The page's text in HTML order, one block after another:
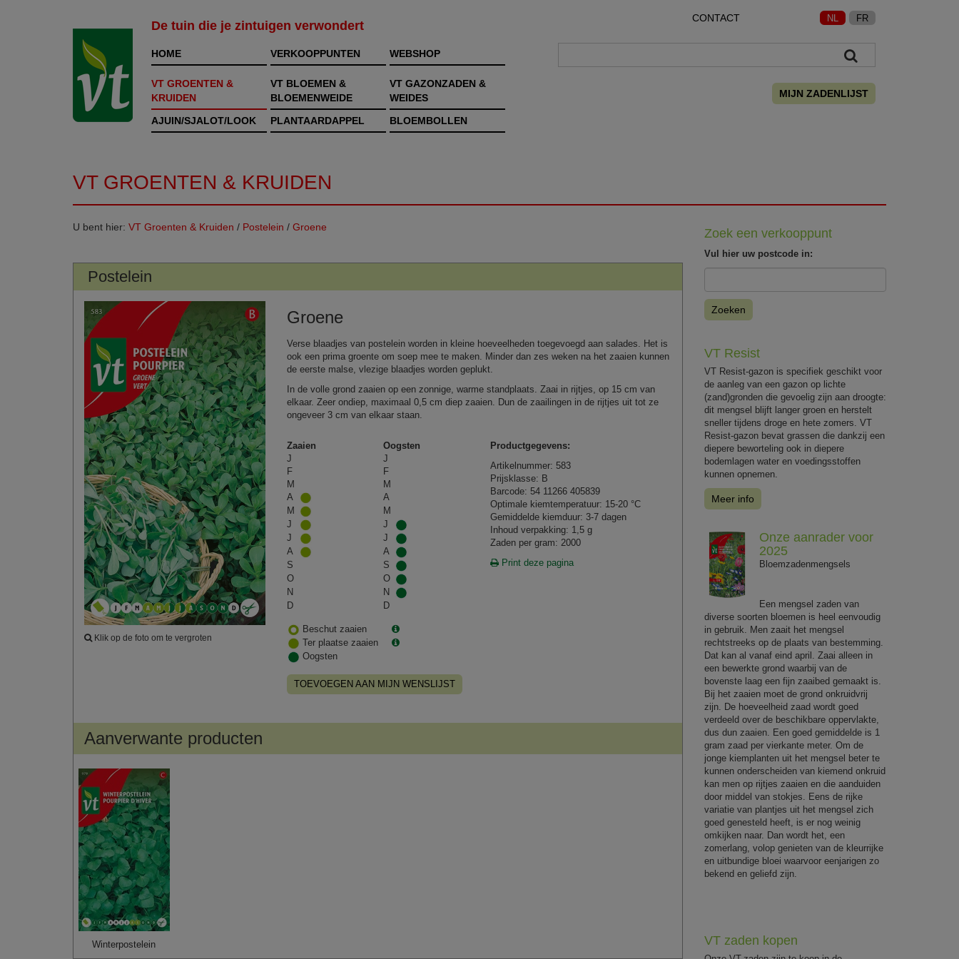
De tuin die je zintuigen verwondert
CONTACT NL FR
HOME VERKOOPPUNTEN WEBSHOP
VT GROENTEN &
KRUIDEN
VT BLOEMEN &
BLOEMENWEIDE
VT GAZONZADEN &
WEIDES
AJUIN/SJALOT/LOOK
PLANTAARDAPPEL BLOEMBOLLEN
MIJN ZADENLIJST
VT GROENTEN & KRUIDEN
U bent hier: VT Groenten & Kruiden / Postelein / Groene
Postelein
Klik op de foto om te vergroten
Groene
Verse blaadjes van postelein worden in kleine hoeveelheden toegevoegd aan salades. Het is
ook een prima groente om soep mee te maken. Minder dan zes weken na het zaaien kunnen
de eerste malse, vlezige blaadjes worden geplukt.
In de volle grond zaaien op een zonnige, warme standplaats. Zaai in rijtjes, op 15 cm van
elkaar. Zeer ondiep, maximaal 0,5 cm diep zaaien. Dun de zaailingen in de rijtjes uit tot ze
ongeveer 3 cm van elkaar staan.
Zaaien
Oogsten
J
J
F
F
M
M
A
A
M
M
J
J
J
J
A
A
S
S
O
O
N
N
D
D
Beschut zaaien
Ter plaatse zaaien
Oogsten
TOEVOEGEN AAN MIJN WENSLIJST
Productgegevens:
Artikelnummer: 583
Prijsklasse: B
Barcode: 54 11266 405839
Optimale kiemtemperatuur: 15-20 °C
Gemiddelde kiemduur: 3-7 dagen
Inhoud verpakking: 1,5 g
Zaden per gram: 2000
Print deze pagina
Aanverwante producten
Winterpostelein
Zoek een verkooppunt
Vul hier uw postcode in:
Zoeken
VT Resist
VT Resist-gazon is specifiek geschikt voor
de aanleg van een gazon op lichte
(zand)gronden die gevoelig zijn aan droogte:
dit mengsel blijft langer groen en herstelt
sneller tijdens droge en hete zomers. VT
Resist-gazon bevat grassen die dankzij een
diepere beworteling ook in diepere
bodemlagen water en voedingsstoffen
kunnen opnemen.
Meer info
Onze aanrader voor
2025
Bloemzadenmengsels
Een mengsel zaden van
diverse soorten bloemen is heel eenvoudig
in gebruik. Men zaait het mengsel
rechtstreeks op de plaats van bestemming.
Dat kan al vanaf eind april. Zaai alleen in
een bewerkte grond waarbij van de
bovenste laag een fijn zaaibed gemaakt is.
Bij het zaaien moet de grond onkruidvrij
zijn. De hoeveelheid zaad wordt goed
verdeeld over de beschikbare oppervlakte,
dus dun zaaien. Een goed gemiddelde is 1
gram zaad per vierkante meter. Om de
jonge kiemplanten uit het mengsel beter te
kunnen onderscheiden van kiemend onkruid
kan men op rijtjes zaaien en die aanduiden
door middel van stokjes. Eens de rijke
variatie van plantjes uit het mengsel zich
goed genesteld heeft, is er nog weinig
omkijken naar. Dan wordt het, een
zomerlang, volop genieten van de kleurrijke
en uitbundige bloei waarvoor eenjarigen zo
bekend en geliefd zijn.
VT zaden kopen